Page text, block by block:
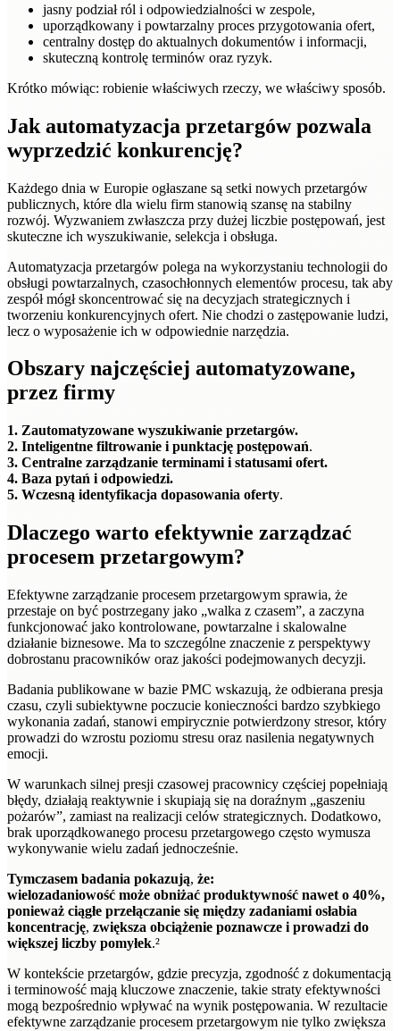
jasny podział ról i odpowiedzialności w zespole,
uporządkowany i powtarzalny proces przygotowania ofert,
centralny dostęp do aktualnych dokumentów i informacji,
skuteczną kontrolę terminów oraz ryzyk.
Krótko mówiąc: robienie właściwych rzeczy, we właściwy sposób.
Jak automatyzacja przetargów pozwala
wyprzedzić konkurencję?
Każdego dnia w Europie ogłaszane są setki nowych przetargów
publicznych, które dla wielu firm stanowią szansę na stabilny
rozwój. Wyzwaniem zwłaszcza przy dużej liczbie postępowań, jest
skuteczne ich wyszukiwanie, selekcja i obsługa.
Automatyzacja przetargów polega na wykorzystaniu technologii do
obsługi powtarzalnych, czasochłonnych elementów procesu, tak aby
zespół mógł skoncentrować się na decyzjach strategicznych i
tworzeniu konkurencyjnych ofert. Nie chodzi o zastępowanie ludzi,
lecz o wyposażenie ich w odpowiednie narzędzia.
Obszary najczęściej automatyzowane,
przez firmy
1. Zautomatyzowane wyszukiwanie przetargów.
2. Inteligentne filtrowanie i punktację postępowań.
3. Centralne zarządzanie terminami i statusami ofert.
4. Baza pytań i odpowiedzi.
5. Wczesną identyfikacja dopasowania oferty.
Dlaczego warto efektywnie zarządzać
procesem przetargowym?
Efektywne zarządzanie procesem przetargowym sprawia, że
przestaje on być postrzegany jako „walka z czasem”, a zaczyna
funkcjonować jako kontrolowane, powtarzalne i skalowalne
działanie biznesowe. Ma to szczególne znaczenie z perspektywy
dobrostanu pracowników oraz jakości podejmowanych decyzji.
Badania publikowane w bazie PMC wskazują, że odbierana presja
czasu, czyli subiektywne poczucie konieczności bardzo szybkiego
wykonania zadań, stanowi empirycznie potwierdzony stresor, który
prowadzi do wzrostu poziomu stresu oraz nasilenia negatywnych
emocji.
W warunkach silnej presji czasowej pracownicy częściej popełniają
błędy, działają reaktywnie i skupiają się na doraźnym „gaszeniu
pożarów”, zamiast na realizacji celów strategicznych. Dodatkowo,
brak uporządkowanego procesu przetargowego często wymusza
wykonywanie wielu zadań jednocześnie.
Tymczasem badania pokazują, że:
wielozadaniowość może obniżać produktywność nawet o 40%,
ponieważ ciągłe przełączanie się między zadaniami osłabia
koncentrację, zwiększa obciążenie poznawcze i prowadzi do
większej liczby pomyłek.²
W kontekście przetargów, gdzie precyzja, zgodność z dokumentacją
i terminowość mają kluczowe znaczenie, takie straty efektywności
mogą bezpośrednio wpływać na wynik postępowania. W rezultacie
efektywne zarządzanie procesem przetargowym nie tylko zwiększa